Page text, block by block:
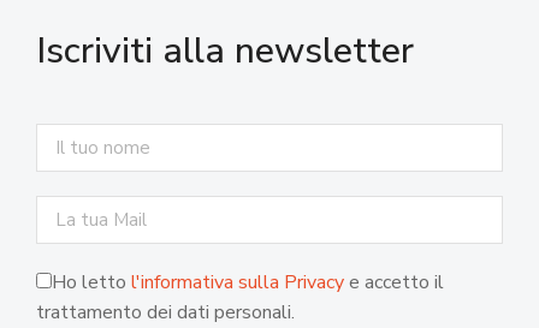
Iscriviti alla newsletter
Ho letto l'informativa sulla Privacye accetto il
trattamento dei dati personali.